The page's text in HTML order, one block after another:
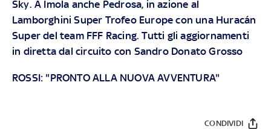
Sky. A Imola anche Pedrosa, in azione al
Lamborghini Super Trofeo Europe con una Huracán
Super del team FFF Racing. Tutti gli aggiornamenti
in diretta dal circuito con Sandro Donato Grosso
ROSSI: "PRONTO ALLA NUOVA AVVENTURA"
CONDIVIDI